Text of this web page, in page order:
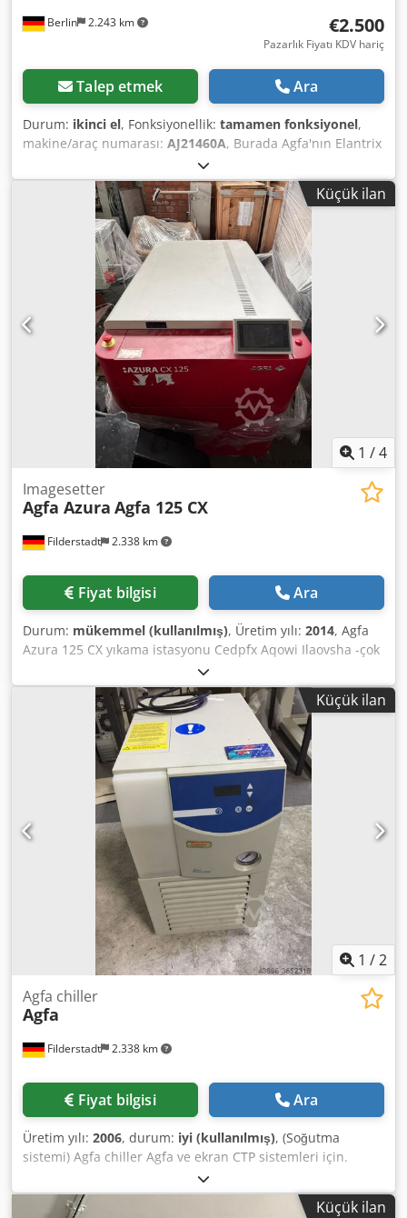
Berlin 2.243 km €2.500
Pazarlık Fiyatı KDV hariç
Talep etmek Ara
Durum: ikinci el, Fonksiyonellik: tamamen fonksiyonel,
makine/araç numarası: AJ21460A, Burada Agfa'nın Elantrix
serisinden 2 adet istifleyici satıyoruz. Mükemmel çalışırlar
ve hemen alınabilirler. Chodpfxotncgas Aqvea Parça
başına fiyatımız pazarlık esasına göre 2500,-€'dur.Küçük ilan
1 /4
Filderstadt 2.338 km
Imagesetter
Agfa Azura Agfa 125 CX
Fiyat bilgisi Ara
Durum: mükemmel (kullanılmış), Üretim yılı: 2014, Agfa
Azura 125 CX yıkama istasyonu Cedpfx Aqowi Ilaovsha -çok
Küçük ilan
1 /2
Filderstadt 2.338 km
Agfa chiller
Agfa
Fiyat bilgisi Ara
Üretim yılı: 2006, durum: iyi (kullanılmış), (Soğutma
sistemi) Agfa chiller Agfa ve ekran CTP sistemleri için.
Chsdjdtr A Topfx Aqvea Kontrol ve test edilmiştir.
Küçük ilan